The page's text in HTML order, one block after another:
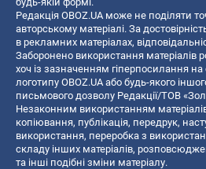
Редакція OBOZ.UA може не поділяти
авторському матеріалі. За
в рекламних матеріалах,
Заборонено використання матеріалів
хоч із зазначенням гіперпосилання на
логотипу OBOZ.UA або будь-якого
письмового дозволу Редакції/ТОВ
Незаконним використанням
копiювання, публiкацiя, передрук,
використання, переробка з
складу інших матеріалів,
та інші подібні зміни матеріалу.